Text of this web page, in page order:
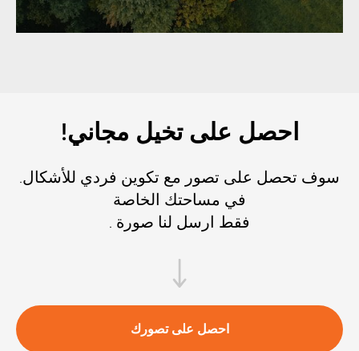
!احصل على تخيل مجاني
.سوف تحصل على تصور مع تكوين فردي للأشكال
في مساحتك الخاصة
. فقط ارسل لنا صورة
احصل على تصورك